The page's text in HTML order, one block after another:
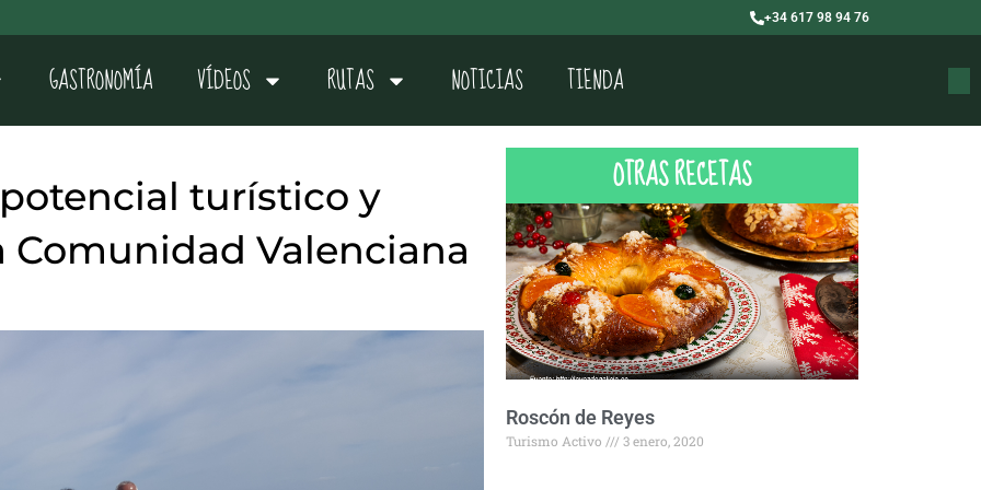
+34 617 98 94 76
GASTRONOMÍA VÍDEOS RUTAS NOTICIAS TIENDA
turístico y
Valenciana
OTRAS RECETAS
Roscón de Reyes
Turismo Activo 3 enero, 2020